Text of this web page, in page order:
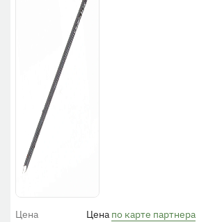
Цена Цена по карте партнера